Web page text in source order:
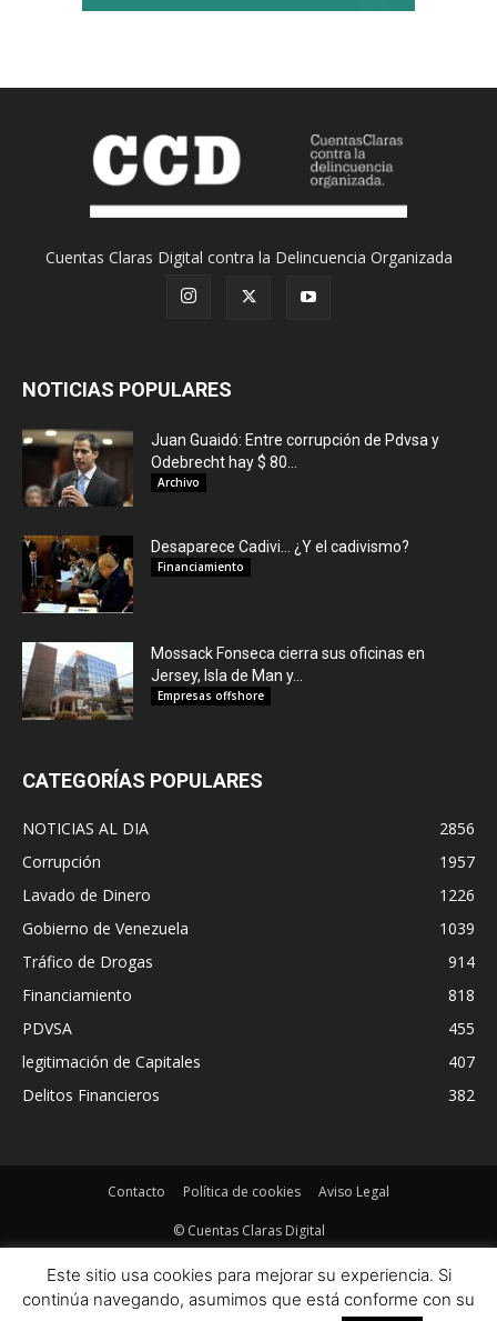
Cuentas Claras Digital contra la Delincuencia Organizada
NOTICIAS POPULARES
Juan Guaidó: Entre corrupción de Pdvsa y
Odebrecht hay $ 80...
Archivo
Desaparece Cadivi… ¿Y el cadivismo?
Financiamiento
Mossack Fonseca cierra sus oficinas en
Jersey, Isla de Man y...
Empresas offshore
CATEGORÍAS POPULARES
NOTICIAS AL DIA
2856
Corrupción
1957
Lavado de Dinero
1226
Gobierno de Venezuela
1039
Tráfico de Drogas
914
Financiamiento
818
PDVSA
455
legitimación de Capitales
407
Delitos Financieros
382
Contacto Política de cookies Aviso Legal
© Cuentas Claras Digital
Este sitio usa cookies para mejorar su experiencia. Si
continúa navegando, asumimos que está conforme con su